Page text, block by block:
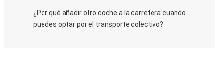
¿Por qué añadir otro coche a la carretera cuando
puedes optar por el transporte colectivo?